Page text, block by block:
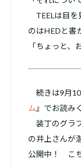
TEELは目を
のはHEDと書
「ちょっと、
続きは9月
ム 』でお読み
装丁のグラ
の井上さんが
公開中！ こち